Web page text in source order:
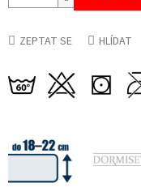
ZEPTAT SE HLÍDAT